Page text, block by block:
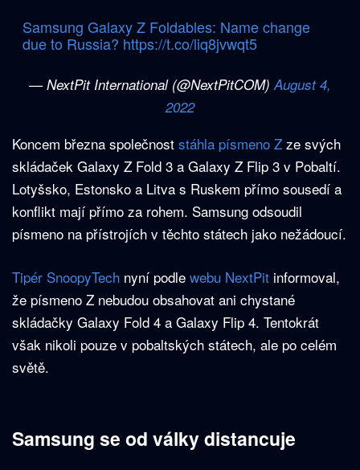
Samsung Galaxy Z Foldables: Name change
due to Russia? https://t.co/liq8jvwqt5
— NextPit International (@NextPitCOM)August 4,
2022
Koncem března společnost stáhla písmeno Z ze svých
skládaček Galaxy Z Fold 3 a Galaxy Z Flip 3 v Pobaltí.
Lotyšsko, Estonsko a Litva s Ruskem přímo sousedí a
konflikt mají přímo za rohem. Samsung odsoudil
písmeno na přístrojích v těchto státech jako nežádoucí.
Tipér SnoopyTech nyní podle webu NextPit informoval,
že písmeno Z nebudou obsahovat ani chystané
skládačky Galaxy Fold 4 a Galaxy Flip 4. Tentokrát
však nikoli pouze v pobaltských státech, ale po celém
světě.
Samsung se od války distancuje